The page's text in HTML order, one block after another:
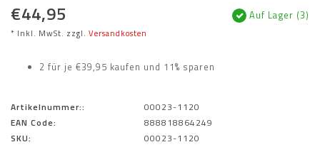
€44,95
* Inkl. MwSt. zzgl. Versandkosten
Auf Lager (3)
2 für je €39,95 kaufen und 11% sparen
Artikelnummer::
00023-1120
EAN Code:
888818864249
SKU:
00023-1120